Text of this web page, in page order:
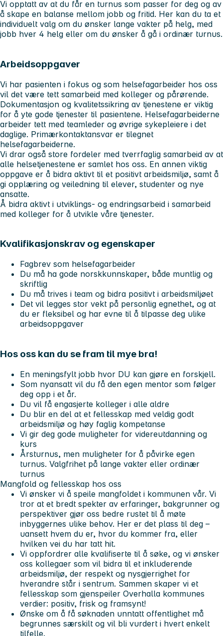
Vi opptatt av at du får en turnus som passer for deg og av
å skape en balanse mellom jobb og fritid. Her kan du ta et
individuelt valg om du ønsker lange vakter på helg, med
jobb hver 4 helg eller om du ønsker å gå i ordinær turnus.
Arbeidsoppgaver
Vi har pasienten i fokus og som helsefagarbeider hos oss
vil det være tett samarbeid med kolleger og pårørende.
Dokumentasjon og kvalitetssikring av tjenestene er viktig
for å yte gode tjenester til pasientene. Helsefagarbeiderne
arbeider tett med teamleder og øvrige sykepleiere i det
daglige. Primærkontaktansvar er tilegnet
helsefagarbeiderne.
Vi drar også store fordeler med tverrfaglig samarbeid av at
alle helsetjenestene er samlet hos oss. En annen viktig
oppgave er å bidra aktivt til et positivt arbeidsmiljø, samt å
gi opplæring og veiledning til elever, studenter og nye
ansatte.
Å bidra aktivt i utviklings- og endringsarbeid i samarbeid
med kolleger for å utvikle våre tjenester.
Kvalifikasjonskrav og egenskaper
Fagbrev som helsefagarbeider
Du må ha gode norskkunnskaper, både muntlig og
skriftlig
Du må trives i team og bidra positivt i arbeidsmiljøet
Det vil legges stor vekt på personlig egnethet, og at
du er fleksibel og har evne til å tilpasse deg ulike
arbeidsoppgaver
Hos oss kan du se fram til mye bra!
En meningsfylt jobb hvor DU kan gjøre en forskjell.
Som nyansatt vil du få den egen mentor som følger
deg opp i et år.
Du vil få engasjerte kolleger i alle aldre
Du blir en del at et fellesskap med veldig godt
arbeidsmiljø og høy faglig kompetanse
Vi gir deg gode muligheter for videreutdanning og
kurs
Årsturnus, men muligheter for å påvirke egen
turnus. Valgfrihet på lange vakter eller ordinær
turnus
Mangfold og fellesskap hos oss
Vi ønsker vi å speile mangfoldet i kommunen vår. Vi
tror at et bredt spekter av erfaringer, bakgrunner og
perspektiver gjør oss bedre rustet til å møte
inbyggernes ulike behov. Her er det plass til deg –
uansett hvem du er, hvor du kommer fra, eller
hvilken vei du har tatt hit.
Vi oppfordrer alle kvalifiserte til å søke, og vi ønsker
oss kollegaer som vil bidra til et inkluderende
arbeidsmiljø, der respekt og nysgjerrighet for
hverandre står i sentrum. Sammen skaper vi et
fellesskap som gjenspeiler Overhalla kommunes
verdier: positiv, frisk og framsynt!
Ønske om å få søknaden unntatt offentlighet må
begrunnes særskilt og vil bli vurdert i hvert enkelt
tilfelle.